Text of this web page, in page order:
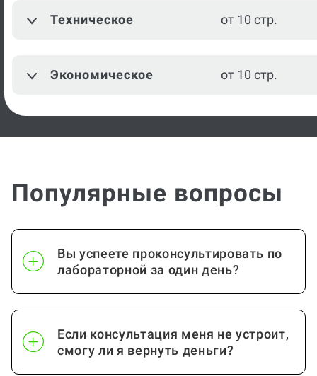
Техническое от 10 стр.
Экономическое от 10 стр.
Популярные вопросы
Вы успеете проконсультировать по
лабораторной за один день?
Если консультация меня не устроит,
смогу ли я вернуть деньги?